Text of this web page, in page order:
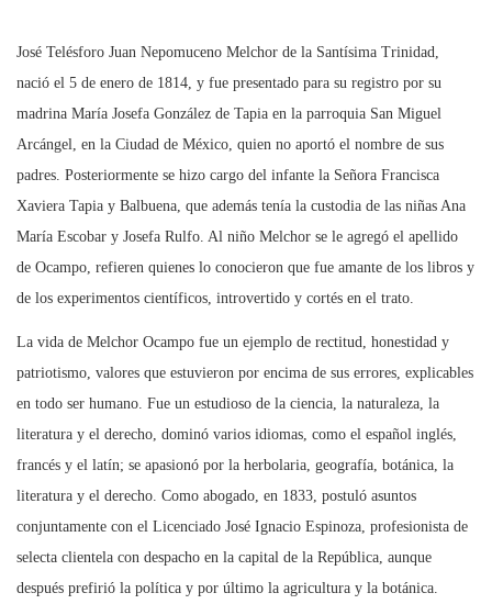
José Telésforo Juan Nepomuceno Melchor de la Santísima Trinidad,
nació el 5 de enero de 1814, y fue presentado para su registro por su
madrina María Josefa González de Tapia en la parroquia San Miguel
Arcángel, en la Ciudad de México, quien no aportó el nombre de sus
padres. Posteriormente se hizo cargo del infante la Señora Francisca
Xaviera Tapia y Balbuena, que además tenía la custodia de las niñas Ana
María Escobar y Josefa Rulfo. Al niño Melchor se le agregó el apellido
de Ocampo, refieren quienes lo conocieron que fue amante de los libros y
de los experimentos científicos, introvertido y cortés en el trato.
La vida de Melchor Ocampo fue un ejemplo de rectitud, honestidad y
patriotismo, valores que estuvieron por encima de sus errores, explicables
en todo ser humano. Fue un estudioso de la ciencia, la naturaleza, la
literatura y el derecho, dominó varios idiomas, como el español inglés,
francés y el latín; se apasionó por la herbolaria, geografía, botánica, la
literatura y el derecho. Como abogado, en 1833, postuló asuntos
conjuntamente con el Licenciado José Ignacio Espinoza, profesionista de
selecta clientela con despacho en la capital de la República, aunque
después prefirió la política y por último la agricultura y la botánica.